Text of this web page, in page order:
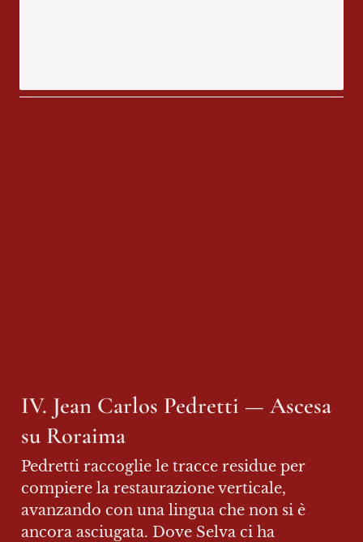
IV. Jean Carlos Pedretti — Ascesa
su Roraima
Pedretti raccoglie le tracce residue per
compiere la restaurazione verticale,
avanzando con una lingua che non si è
ancora asciugata. Dove Selva ci ha